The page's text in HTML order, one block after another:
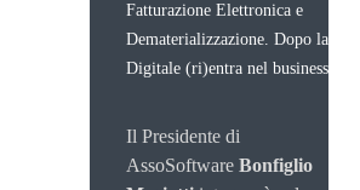
Fatturazione Elettronica e
Dematerializzazione. Dopo la PA,
Digitale (ri)entra nel business.
Il Presidente di
AssoSoftware Bonfiglio